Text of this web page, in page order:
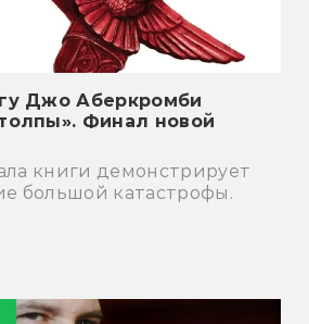
Джо Аберкромби
Финал новой
книги демонстрирует
большой катастрофы.